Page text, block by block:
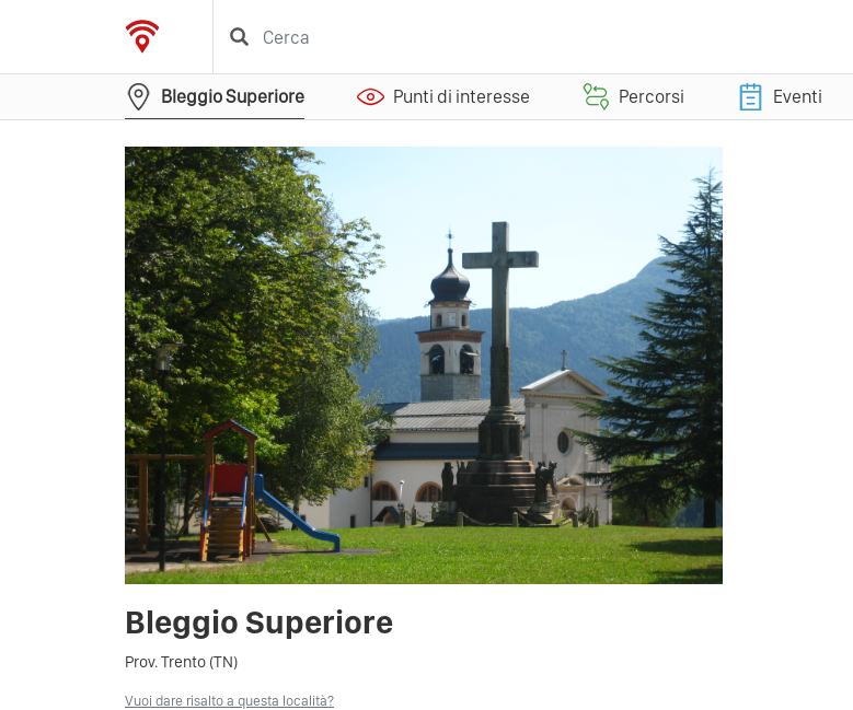
Bleggio Superiore Punti di interesse Percorsi Eventi
Bleggio Superiore
Prov. Trento (TN)
Vuoi dare risalto a questa località?